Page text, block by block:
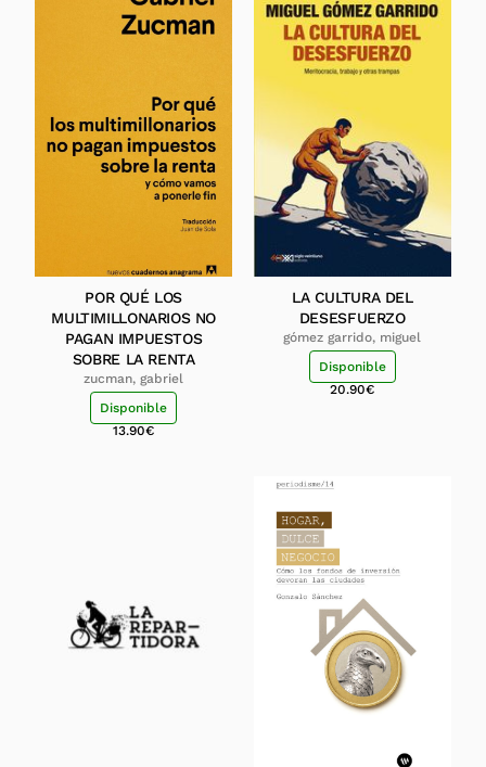
POR QUÉ LOS
MULTIMILLONARIOS NO
PAGAN IMPUESTOS
SOBRE LA RENTA
zucman, gabriel
Disponible
13.90€
LA CULTURA DEL
DESESFUERZO
gómez garrido, miguel
Disponible
20.90€